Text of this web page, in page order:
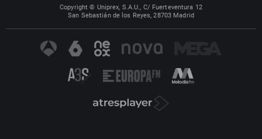
Copyright © Uniprex, S.A.U., C/ Fuerteventura 12
San Sebastián de los Reyes, 28703 Madrid